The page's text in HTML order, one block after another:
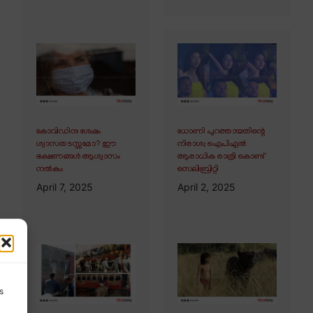
കോവിഡിനു ശേഷം
ശ്വാസതടസ്സമോ? ഈ
ഭക്ഷണങ്ങൾ ആശ്വാസം
നൽകും
April 7, 2025
ധോണി പുറത്തായതിന്റെ
നിരാശ; ഐപിഎൽ
ആരാധിക രാത്രി കൊണ്ട്
സെലിബ്രിറ്റി
April 2, 2025